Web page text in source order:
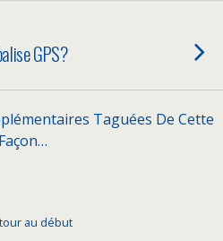
GPS?
Taguées De Cette
Façon…
au début